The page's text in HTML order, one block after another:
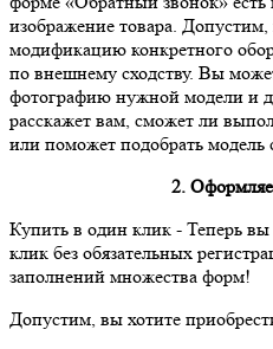
изображение товара.
модификацию конкретного
по внешнему сходству. Вы
фотографию нужной модели и
расскажет вам, сможет ли
или поможет подобрать
2.
Купить в один клик - Теперь
клик без обязательных
заполнений множества форм!
Допустим, вы хотите